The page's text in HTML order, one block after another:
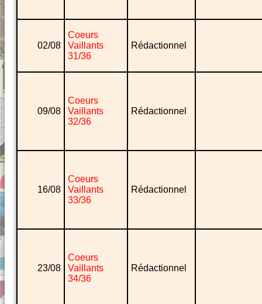
02/08
Coeurs
Vaillants
31/36
Rédactionnel
09/08
Coeurs
Vaillants
32/36
Rédactionnel
16/08
Coeurs
Vaillants
33/36
Rédactionnel
23/08
Coeurs
Vaillants
34/36
Rédactionnel